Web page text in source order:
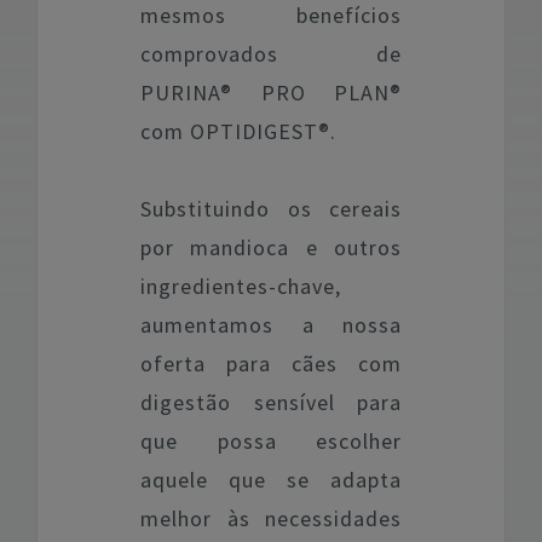
mesmos benefícios
comprovados de
PURINA® PRO PLAN®
com OPTIDIGEST®.
Substituindo os cereais
por mandioca e outros
ingredientes-chave,
aumentamos a nossa
oferta para cães com
digestão sensível para
que possa escolher
aquele que se adapta
melhor às necessidades